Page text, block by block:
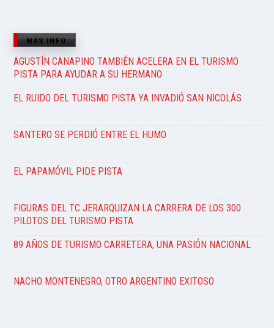
MÁS INFO
AGUSTÍN CANAPINO TAMBIÉN ACELERA EN EL TURISMO
PISTA PARA AYUDAR A SU HERMANO
EL RUIDO DEL TURISMO PISTA YA INVADIÓ SAN NICOLÁS
SANTERO SE PERDIÓ ENTRE EL HUMO
EL PAPAMÓVIL PIDE PISTA
FIGURAS DEL TC JERARQUIZAN LA CARRERA DE LOS 300
PILOTOS DEL TURISMO PISTA
89 AÑOS DE TURISMO CARRETERA, UNA PASIÓN NACIONAL
NACHO MONTENEGRO, OTRO ARGENTINO EXITOSO